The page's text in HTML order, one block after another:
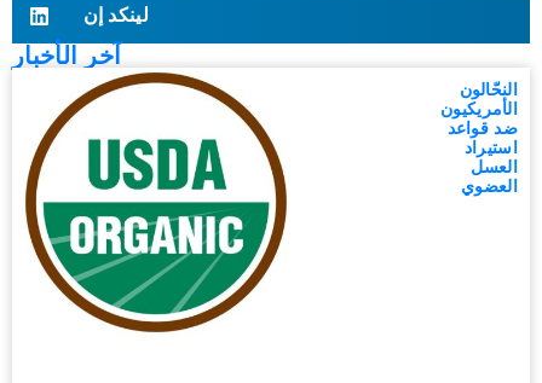
لينكد إن
آخر الأخبار
النحّالون
الأمريكيون
ضد قواعد
استيراد
العسل
العضوي